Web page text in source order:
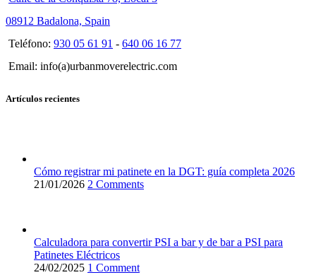
08912 Badalona, Spain
Teléfono: 930 05 61 91 - 640 06 16 77
Email: info(a)urbanmoverelectric.com
Artículos recientes
Cómo registrar mi patinete en la DGT: guía completa 2026
21/01/2026 2 Comments
Calculadora para convertir PSI a bar y de bar a PSI para
Patinetes Eléctricos
24/02/2025 1 Comment